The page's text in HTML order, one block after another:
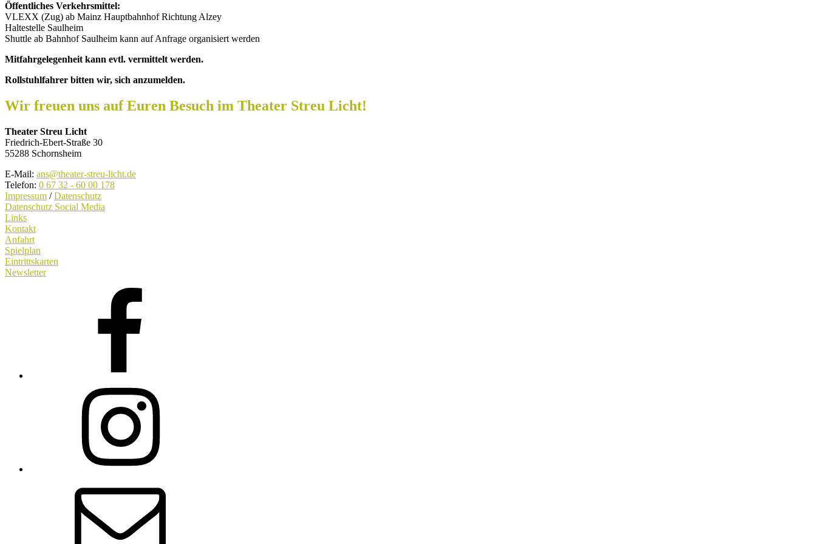
Öffentliches Verkehrsmittel:
VLEXX (Zug) ab Mainz Hauptbahnhof Richtung Alzey
Haltestelle Saulheim
Shuttle ab Bahnhof Saulheim kann auf Anfrage organisiert werden
Mitfahrgelegenheit kann evtl. vermittelt werden.
Rollstuhlfahrer bitten wir, sich anzumelden.
Wir freuen uns auf Euren Besuch im Theater Streu Licht!
Theater Streu Licht
Friedrich-Ebert-Straße 30
55288 Schornsheim
E-Mail: ans@theater-streu-licht.de
Telefon: ‭0 67 32 - 60 00 178‬
Impressum /Datenschutz
Datenschutz Social Media
Links
Kontakt
Anfahrt
Spielplan
Eintrittskarten
Newsletter